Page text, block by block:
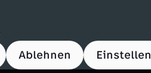
Ablehnen Einstellen